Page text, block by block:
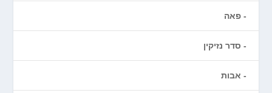
פאה
סדר נזיקין
אבות